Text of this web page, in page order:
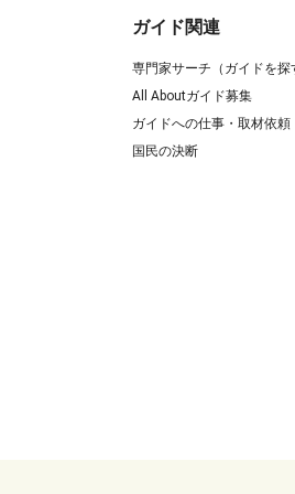
ガイド関連
専門家サーチ（ガイドを探
All Aboutガイド募集
ガイドへの仕事・取材依頼
国民の決断